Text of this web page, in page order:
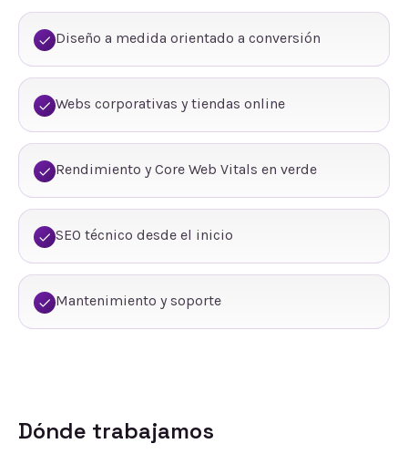
Diseño a medida orientado a conversión
Webs corporativas y tiendas online
Rendimiento y Core Web Vitals en verde
SEO técnico desde el inicio
Mantenimiento y soporte
Dónde trabajamos